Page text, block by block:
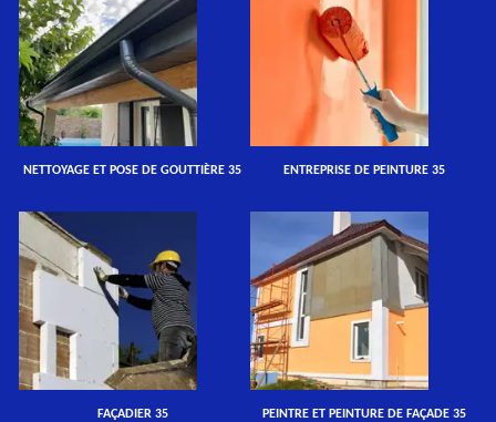
NETTOYAGE ET POSE DE GOUTTIÈRE 35 ENTREPRISE DE PEINTURE 35
FAÇADIER 35 PEINTRE ET PEINTURE DE FAÇADE 35